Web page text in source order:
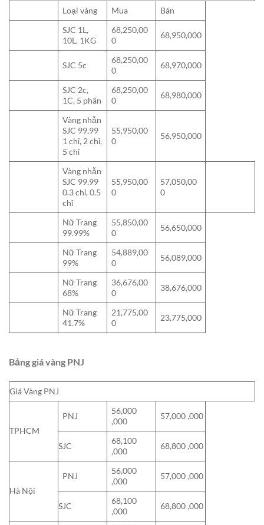
Loại vàng
Mua
Bán
SJC 1L,
10L, 1KG
68,250,00
0
68,950,000
SJC 5c
68,250,00
0
68,970,000
SJC 2c,
1C, 5 phân
68,250,00
0
68,980,000
Vàng nhẫn
SJC 99,99
1 chỉ, 2 chỉ,
5 chỉ
55,950,00
0
56,950,000
Vàng nhẫn
SJC 99,99
0.3 chỉ, 0.5
chỉ
55,950,00
0
57,050,00
0
Nữ Trang
99.99%
55,850,00
0
56,650,000
Nữ Trang
99%
54,889,00
0
56,089,000
Nữ Trang
68%
36,676,00
0
38,676,000
Nữ Trang
41.7%
21,775,00
0
23,775,000
Bảng giá vàng PNJ
Giá Vàng PNJ
TPHCM
PNJ
56,000
,000
57,000 ,000
SJC
68,100
,000
68,800 ,000
Hà Nội
PNJ
56,000
,000
57,000 ,000
SJC
68,100
,000
68,800 ,000